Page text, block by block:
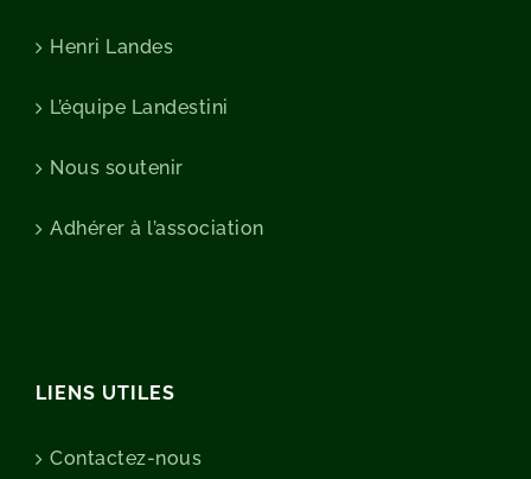
Henri Landes
L’équipe Landestini
Nous soutenir
Adhérer à l’association
LIENS UTILES
Contactez-nous